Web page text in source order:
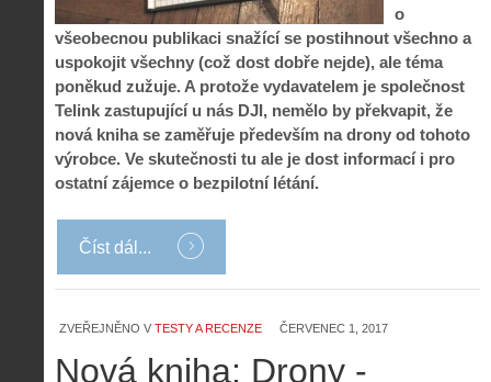
o
všeobecnou publikaci snažící se postihnout všechno a
uspokojit všechny (což dost dobře nejde), ale téma
poněkud zužuje. A protože vydavatelem je společnost
Telink zastupující u nás DJI, nemělo by překvapit, že
nová kniha se zaměřuje především na drony od tohoto
výrobce. Ve skutečnosti tu ale je dost informací i pro
ostatní zájemce o bezpilotní létání.
Číst dál...
ZVEŘEJNĚNO V TESTY A RECENZE ČERVENEC 1, 2017
Nová kniha: Drony -